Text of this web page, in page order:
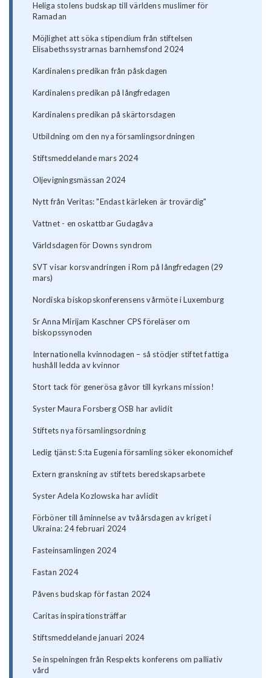
Heliga stolens budskap till världens muslimer för
Ramadan
Möjlighet att söka stipendium från stiftelsen
Elisabethssystrarnas barnhemsfond 2024
Kardinalens predikan från påskdagen
Kardinalens predikan på långfredagen
Kardinalens predikan på skärtorsdagen
Utbildning om den nya församlingsordningen
Stiftsmeddelande mars 2024
Oljevigningsmässan 2024
Nytt från Veritas: "Endast kärleken är trovärdig"
Vattnet - en oskattbar Gudagåva
Världsdagen för Downs syndrom
SVT visar korsvandringen i Rom på långfredagen (29
mars)
Nordiska biskopskonferensens vårmöte i Luxemburg
Sr Anna Mirijam Kaschner CPS föreläser om
biskopssynoden
Internationella kvinnodagen – så stödjer stiftet fattiga
hushåll ledda av kvinnor
Stort tack för generösa gåvor till kyrkans mission!
Syster Maura Forsberg OSB har avlidit
Stiftets nya församlingsordning
Ledig tjänst: S:ta Eugenia församling söker ekonomichef
Extern granskning av stiftets beredskapsarbete
Syster Adela Kozlowska har avlidit
Förböner till åminnelse av tvåårsdagen av kriget i
Ukraina: 24 februari 2024
Fasteinsamlingen 2024
Fastan 2024
Påvens budskap för fastan 2024
Caritas inspirationsträffar
Stiftsmeddelande januari 2024
Se inspelningen från Respekts konferens om palliativ
vård